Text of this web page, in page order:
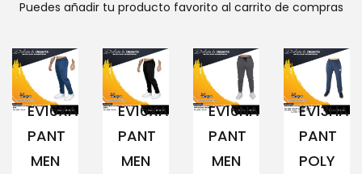
Puedes añadir tu producto favorito al carrito de compras
EV16XAM194
PANT
MEN
EV16XAM191
PANT
MEN
EV16NAM152
PANT
MEN
PANT
POLY